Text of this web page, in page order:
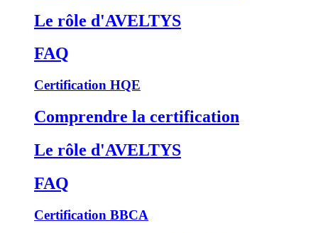
Le rôle d'AVELTYS
FAQ
Certification HQE
Comprendre la certification
Le rôle d'AVELTYS
FAQ
Certification BBCA